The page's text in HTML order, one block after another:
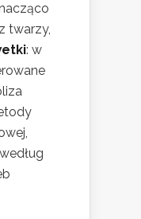
twarzy,
: w